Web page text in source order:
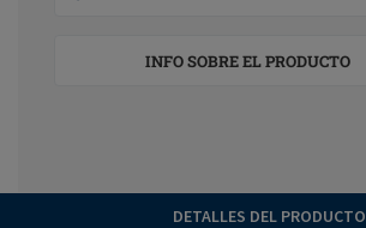
INFO SOBRE EL PRODUCTO
DETALLES DEL PRODUCTO